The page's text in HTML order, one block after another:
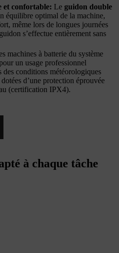
et confortable: Le guidon double
équilibre optimal de la machine,
même lors de longues journées
s’effectue entièrement sans
machines à batterie du système
un usage professionnel
conditions météorologiques
d’une protection éprouvée
(certification IPX4).
à chaque tâche